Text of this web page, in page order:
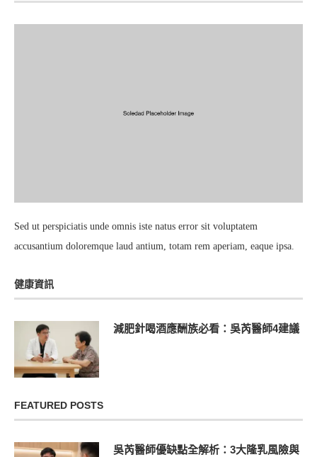
Sed ut perspiciatis unde omnis iste natus error sit voluptatem
accusantium doloremque laud antium, totam rem aperiam, eaque ipsa.
健康資訊
減肥針喝酒應酬族必看：吳芮醫師4建議
FEATURED POSTS
吳芮醫師優缺點全解析：3大隆乳風險與